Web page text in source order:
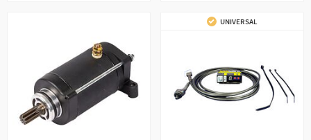
UNIVERSAL